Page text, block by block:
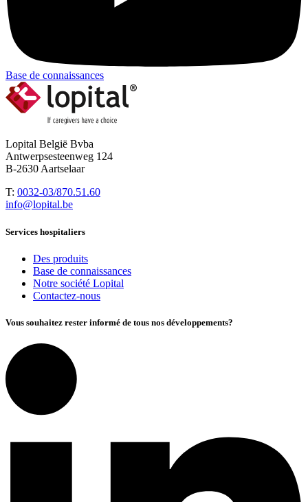
Base de connaissances
Lopital België Bvba
Antwerpsesteenweg 124
B-2630 Aartselaar
T: 0032-03/870.51.60
info@lopital.be
Services hospitaliers
Des produits
Base de connaissances
Notre société Lopital
Contactez-nous
Vous souhaitez rester informé de tous nos développements?